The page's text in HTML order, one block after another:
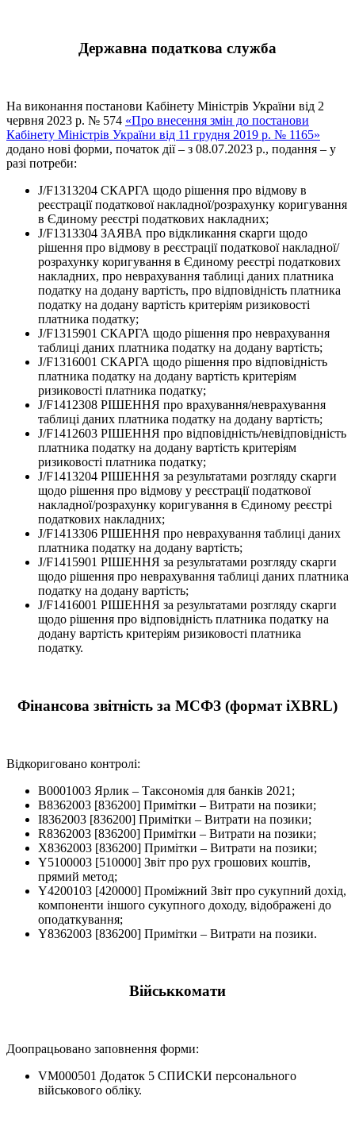
Державна податкова служба
На виконання постанови Кабінету Міністрів України від 2
червня 2023 р. № 574 «Про внесення змін до постанови
Кабінету Міністрів України від 11 грудня 2019 р. № 1165»
додано нові форми, початок дії – з 08.07.2023 р., подання – у
разі потреби:
J/F1313204 СКАРГА щодо рішення про відмову в
реєстрації податкової накладної/розрахунку коригування
в Єдиному реєстрі податкових накладних;
J/F1313304 ЗАЯВА про відкликання скарги щодо
рішення про відмову в реєстрації податкової накладної/
розрахунку коригування в Єдиному реєстрі податкових
накладних, про неврахування таблиці даних платника
податку на додану вартість, про відповідність платника
податку на додану вартість критеріям ризиковості
платника податку;
J/F1315901 СКАРГА щодо рішення про неврахування
таблиці даних платника податку на додану вартість;
J/F1316001 СКАРГА щодо рішення про відповідність
платника податку на додану вартість критеріям
ризиковості платника податку;
J/F1412308 РІШЕННЯ про врахування/неврахування
таблиці даних платника податку на додану вартість;
J/F1412603 РІШЕННЯ про відповідність/невідповідність
платника податку на додану вартість критеріям
ризиковості платника податку;
J/F1413204 РІШЕННЯ за результатами розгляду скарги
щодо рішення про відмову у реєстрації податкової
накладної/розрахунку коригування в Єдиному реєстрі
податкових накладних;
J/F1413306 РІШЕННЯ про неврахування таблиці даних
платника податку на додану вартість;
J/F1415901 РІШЕННЯ за результатами розгляду скарги
щодо рішення про неврахування таблиці даних платника
податку на додану вартість;
J/F1416001 РІШЕННЯ за результатами розгляду скарги
щодо рішення про відповідність платника податку на
додану вартість критеріям ризиковості платника
податку.
Фінансова звітність за МСФЗ (формат iXBRL)
Відкориговано контролі:
B0001003 Ярлик – Таксономія для банків 2021;
B8362003 [836200] Примітки – Витрати на позики;
I8362003 [836200] Примітки – Витрати на позики;
R8362003 [836200] Примітки – Витрати на позики;
X8362003 [836200] Примітки – Витрати на позики;
Y5100003 [510000] Звіт про рух грошових коштів,
прямий метод;
Y4200103 [420000] Проміжний Звіт про сукупний дохід,
компоненти іншого сукупного доходу, відображені до
оподаткування;
Y8362003 [836200] Примітки – Витрати на позики.
Військкомати
Доопрацьовано заповнення форми:
VM000501 Додаток 5 СПИСКИ персонального
військового обліку.